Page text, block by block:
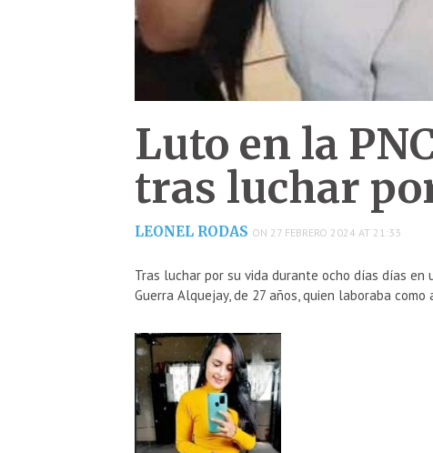
Luto en la
tras luchar
LEONEL RODAS ON 27 FEBRERO 2024 AT 21:33
Tras luchar por su vida durante ocho días días
Guerra Alquejay, de 27 años, quien laboraba